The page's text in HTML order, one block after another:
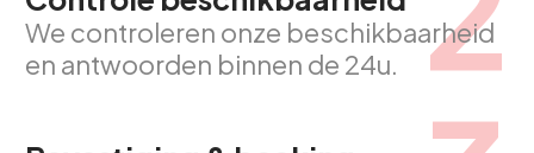
We controleren onze beschikbaarheid
en antwoorden binnen de 24u.